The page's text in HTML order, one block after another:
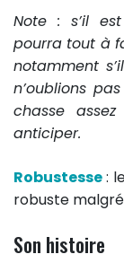
Note : s’il
pourra tout à
notamment
n’oublions
chasse
anticiper.
Robustesse:
robuste
Son histoire